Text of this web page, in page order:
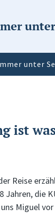
unter
ist
Reise
Jahren, die
uns Miguel